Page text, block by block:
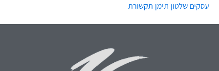
עסקים שלטון תימן תקשורת